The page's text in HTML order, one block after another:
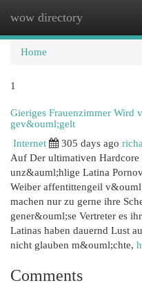
wow directory
Home
1
Gieriges Frauenzimmer Wird
gev&ouml;gelt
Internet
305 days ago
Auf Der ultimativen
unz&auml;hlige Latina
Weiber affentittengeil
machen nur zu gerne ihre
gener&ouml;se Vertreter es
Latinas haben dauernd Lust
nicht glauben m&ouml;chte,
Comments